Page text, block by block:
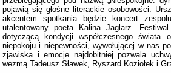
pojawią się głośne literackie osobowości:
akcentem spotkania będzie koncert
utalentowany poeta Kalina Jaglarz.
dotyczącą kondycji współczesnego świata
niepokoju i niepewności, wywołującej w nas
zjawiska i emocje najdobitniej pozwala
wezmą Tadeusz Sławek, Ryszard Koziołek i